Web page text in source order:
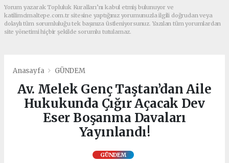
Yorum yazarak Topluluk Kuralları’nı kabul etmiş bulunuyor ve
katilimcimaltepe.com.tr sitesine yaptığınız yorumunuzla ilgili doğrudan veya
dolaylı tüm sorumluluğu tek başınıza üstleniyorsunuz. Yazılan tüm yorumlardan
site yönetimi hiçbir şekilde sorumlu tutulamaz.
Anasayfa GÜNDEM
Av. Melek Genç Taştan’dan Aile
Hukukunda Çığır Açacak Dev
Eser Boşanma Davaları
Yayınlandı!
GÜNDEM